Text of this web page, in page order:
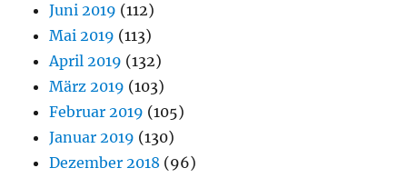
Juni 2019 (112)
Mai 2019 (113)
April 2019 (132)
März 2019 (103)
Februar 2019 (105)
Januar 2019 (130)
Dezember 2018 (96)